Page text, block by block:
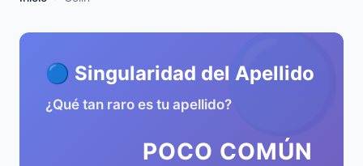
🔵
🔵 Singularidad del Apellido
¿Qué tan raro es tu apellido?
POCO COMÚN